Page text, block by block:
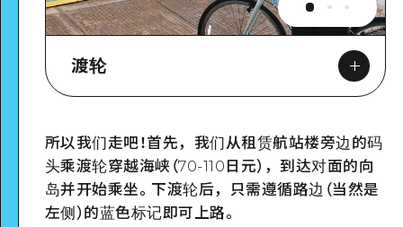
渡轮
Google Maps
所以我们走吧！首先，我们从租赁航站楼旁边的码
头乘渡轮穿越海峡（70-110日元），到达对面的向
岛并开始乘坐。下渡轮后，只需遵循路边（当然是
左侧）的蓝色标记即可上路。